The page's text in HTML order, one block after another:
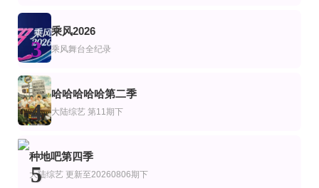
20260731第2期 丁真为开业苦练潮汕话
宇宙帮帮忙
张颜齐,丁真珍珠,井胧,余宇涵
第4集
新钥匙
Shōhei Osada,Shun Matsuo,Soshina
已完结 共12期
我是未来第二季
池子,李锐,熊梓淇,刘承林
快乐老家
孙浩 李静 戴军 李维嘉 沈凌 吴昕 武艺 高旭
爆谷一周4
谷德昭,陈小东,谢君豪,葛民辉,江熚生,谷垣健治,许学文,伍允龙,罗耀辉,杨乐文,
驶向她的春天
第4期完结
与海洋共舞
卧底厨神
金喜泰,郑智善,权圣晙,金风
连载中 连载到2期
家乡美食大赛
黄晓明 李维嘉 沈梦辰 王霏霏 孟佳 金莎 孙丞潇 李斯丹妮 敖子逸 林述巍 董克
3
乘风2026
乘风舞台全纪录
4
哈哈哈哈哈第二季
大陆综艺 第11期下
5
种地吧第四季
大陆综艺 更新至20260806期下